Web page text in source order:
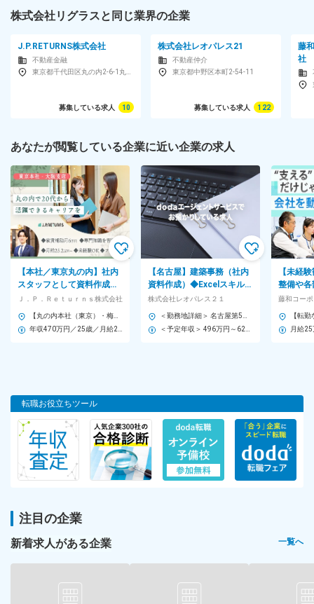
【未経験者】※30歳まで/業種・業界全くの未経験の方のチャレン
＜＜学歴不問・第二新卒歓迎＞＞
★普通自動車運転免許（AT可）をお持ちの方は業務に活かせま
＜＜以下のような方にオススメです＞＞
◇自分のことだけでなく、周りを見る視野があり、思いやりの強
い方
◇未経験でも新しい業界にチャレンジしてみたいという意欲のあ
る方
【年齢制限】未経験者※30歳までの方
長期勤続によるキャリア形成を図る観点から、若年者等を期間の
定めのない労働契約の対象として募集・採用する場合
勤務地
東京都渋谷区広尾1-3-1 HAGIWARA BLDG.12階
各線「恵比寿駅」より徒歩4分
※U・Iターン歓迎！
◆10:00～21:00（実働7時間/土・日）
◆10:00～19:00（実働6時間30分/月）
※訪問先から直帰OK！
雇用形態
給与
※上記月給には固定残業代（時間外労働の有無に関わらず45時間分
を、5万5407円支給）を含む。
※45時間を超える時間外労働分は追加で支給
株式会社リグラスと同じ業界の企業
J.P.RETURNS株式会社
不動産金融
募集している求人 10
株式会社レオパレス21
不動産仲介
東京都中野区本町2-54-11
募集している求人 122
藤
社
あなたが閲覧している企業に近い企業の求人
【本社／東京丸の内】社内
スタッフとして資料作成や
顧客管理などサポート業務
をお願いします
Ｊ．Ｐ．Ｒｅｔｕｒｎｓ株式会社
【名古屋】建築事務（社内
資料作成）◆Excelスキル活
かす｜残業10H｜プライム
上場｜年収496万～
株式会社レオパレス２１
【未経
整備や各
ど、総務
します。
藤和コー
転職お役立ちツール
注目の企業
新着求人がある企業 一覧へ